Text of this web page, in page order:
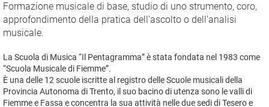
Formazione musicale di base, studio di uno strumento, coro,
approfondimento della pratica dell'ascolto o dell'analisi
musicale.
La Scuola di Musica “Il Pentagramma” è stata fondata nel 1983 come
“Scuola Musicale di Fiemme”.
È una delle 12 scuole iscritte al registro delle Scuole musicali della
Provincia Autonoma di Trento, il suo bacino di utenza sono le valli di
Fiemme e Fassa e concentra la sua attività nelle due sedi di Tesero e